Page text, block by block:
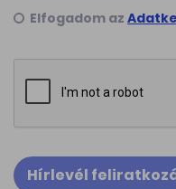
Elfogadom az
Hírlevél